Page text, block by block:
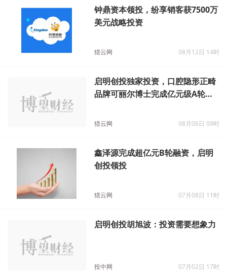
钟鼎资本领投，纷享销客获7500万
美元战略投资
猎云网 08月12日 14时
启明创投独家投资，口腔隐形正畸
品牌可丽尔博士完成亿元级A轮融
猎云网 08月06日 09时
鑫泽源完成超亿元B轮融资，启明
创投领投
猎云网 07月08日 11时
启明创投胡旭波：投资需要想象力
投中网 07月02日 17时